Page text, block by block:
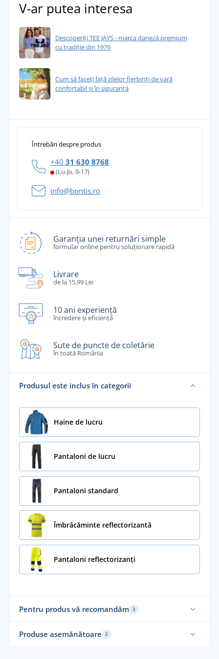
V-ar putea interesa
Descoperiți TEE JAYS - marca daneză premium
cu tradiție din 1976
Cum să faceți față zilelor fierbinți de vară
confortabil și în siguranță
Întrebări despre produs
+40 31 630 8768
(Lu-Jo, 9-17)
info@bontis.ro
Garanția unei returnări simple
formular online pentru soluționare rapidă
Livrare
de la 15,99 Lei
10 ani experiență
încredere și eficiență
Sute de puncte de coletărie
în toată România
Produsul este inclus în categorii
Haine de lucru
Pantaloni de lucru
Pantaloni standard
Îmbrăcăminte reflectorizantă
Pantaloni reflectorizanți
Pentru produs vă recomandăm 3
Nou
Produse asemănătoare 2